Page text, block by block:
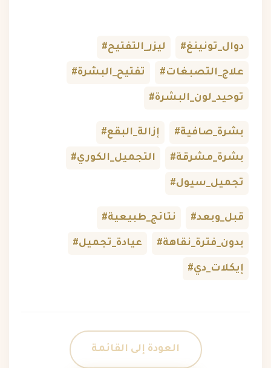
#دوال_تونينغ #ليزر_التفتيح
#علاج_التصبغات #تفتيح_البشرة
#توحيد_لون_البشرة
#بشرة_صافية #إزالة_البقع
#بشرة_مشرقة #التجميل_الكوري
#تجميل_سيول
#قبل_وبعد #نتائج_طبيعية
#بدون_فترة_نقاهة #عيادة_تجميل
#إيكلات_دي
العودة إلى القائمة